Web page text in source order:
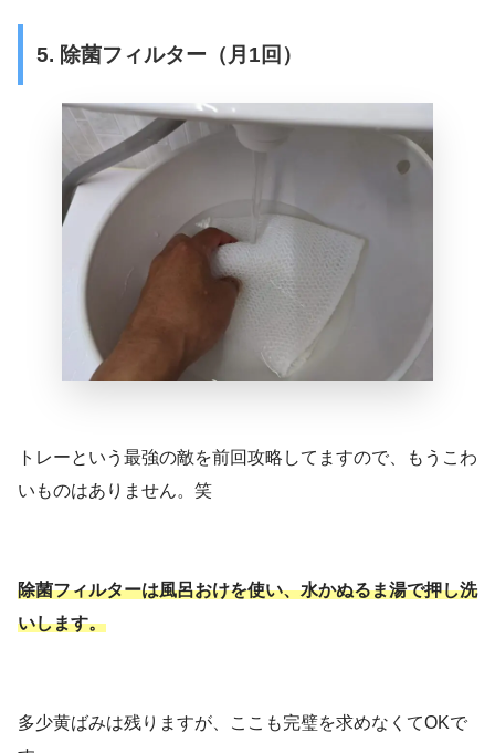
5. 除菌フィルター（月1回）
トレーという最強の敵を前回攻略してますので、もうこわ
いものはありません。笑
除菌フィルターは風呂おけを使い、水かぬるま湯で押し洗
いします。
多少黄ばみは残りますが、ここも完璧を求めなくてOKで